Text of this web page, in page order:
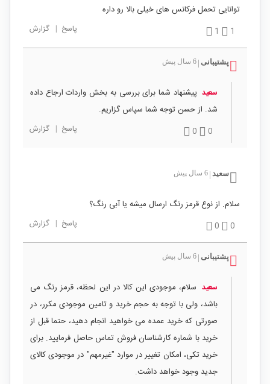
توانایی تحمل فرکانس های خیلی بالا رو داره
1
1 پاسخ | گزارش
پشتیبانی | 6 سال پیش
سعید پیشنهاد شما برای بررسی به بخش واردات ارجاع داده
شد. از حسن توجه شما سپاس گزاریم.
0
0 پاسخ | گزارش
سعید | 6 سال پیش
سلام. از نوع قرمز رنگ ارسال میشه یا آبی رنگ؟
0
0 پاسخ | گزارش
پشتیبانی | 6 سال پیش
سعید سلام، موجودی این کالا در این لحظه، قرمز رنگ می
باشد، ولی با توجه به حجم خرید و تامین موجودی مکرر، در
صورتی که خرید عمده می خواهید انجام دهید، حتما قبل از
خرید با شماره کارشناسان فروش تماس حاصل فرمایید. برای
خرید تکی، امکان تغییر در موارد "غیرمهم" در موجودی کالای
جدید وجود خواهد داشت.